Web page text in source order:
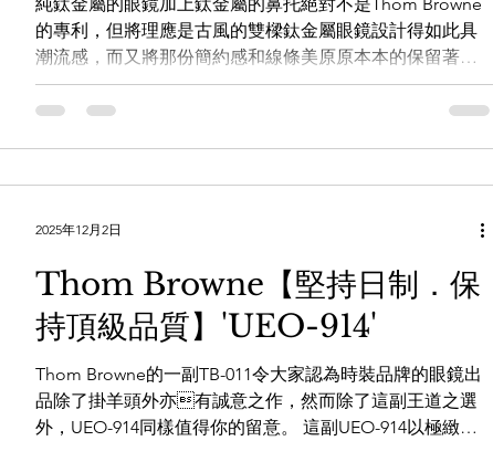
純鈦金屬的眼鏡加上鈦金屬的鼻托絕對不是Thom Browne
的專利，但將理應是古風的雙樑鈦金屬眼鏡設計得如此具
潮流感，而又將那份簡約感和線條美原原本本的保留著，
就只有Thom Browne做得到了。在近年能如此的風行，除
了品牌的魔力外，Thom Browne設計的功架更是令人著迷
https://whatsapp.com/channel/0029VbAZzjEFcowFJw8WV
https://wa.me/85256206685 【the WAREHOUSE optic 日本
手造眼鏡專門店】
www.facebook.com/theWAREHOUSEoptic
www.instagram.com/the_WAREHOUSE_optic
www.thewarehouse.com.hk 銅鑼灣店： 銅鑼灣白沙道18號
一樓 電話：2882 5488 尖沙咀店： 九龍尖沙咀河內道18號
K11商場G14號鋪 電話：3575 9557 旺角店：
Thom Browne【堅持日制．保
持頂級品質】'UEO-914'
Thom Browne的一副TB-011令大家認為時裝品牌的眼鏡出
品除了掛羊頭外亦有誠意之作，然而除了這副王道之選
外，UEO-914同樣值得你的留意。 這副UEO-914以極緻造
2025年12月2日